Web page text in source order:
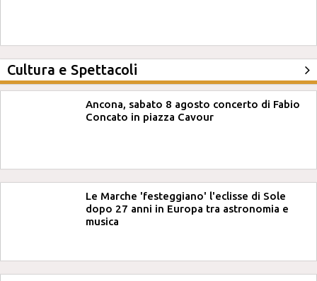
Cultura e Spettacoli
Ancona, sabato 8 agosto concerto di Fabio
Concato in piazza Cavour
Le Marche 'festeggiano' l'eclisse di Sole
dopo 27 anni in Europa tra astronomia e
musica